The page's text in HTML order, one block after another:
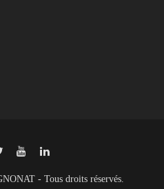
- Tous droits réservés.